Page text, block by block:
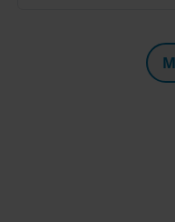
Deloitte
Networken liegen